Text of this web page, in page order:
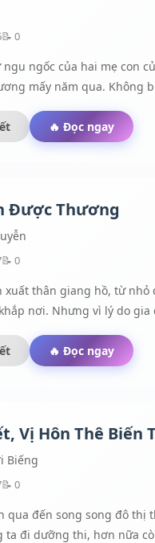
tớ mới vừa xem xong cuốn
cậu có thể thả lỏng
📝 0
ngốc của hai mẹ con
mấy năm qua. Không
🔥 Đọc ngay
Được Thương
📝 0
xuất thân giang hồ, từ
nơi. Nhưng vì lý do
truân trắc trở. Anh là
sản nghiệp Phong gia.
bay nỗi buồn.
🔥 Đọc ngay
Vị Hôn Thê Biến
Biếng
📝 0
qua đến song song đô
ta đi dưỡng thi, hơn nữa